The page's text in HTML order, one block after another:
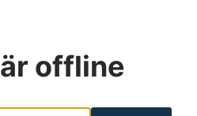
är offline